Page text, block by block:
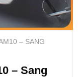
– SANG
– Sang